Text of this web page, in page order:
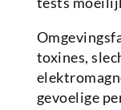
toxines,
gevoelige